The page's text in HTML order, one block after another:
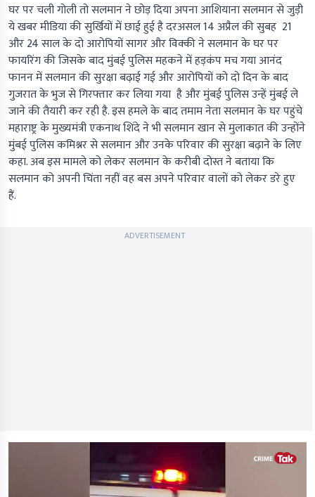
घर पर चली गोली तो सलमान ने छोड़ दिया अपना आशियाना सलमान से जुड़ी
ये खबर मीडिया की सुर्खियों में छाई हुई है दरअसल 14 अप्रैल की सुबह 21
और 24 साल के दो आरोपियों सागर और विक्की ने सलमान के घर पर
फायरिंग की जिसके बाद मुंबई पुलिस महकने में हड़कंप मच गया आनंद
फानन में सलमान की सुरक्षा बढ़ाई गई और आरोपियों को दो दिन के बाद
गुजरात के भुज से गिरफ्तार कर लिया गया है और मुंबई पुलिस उन्हें मुंबई ले
जाने की तैयारी कर रही है. इस हमले के बाद तमाम नेता सलमान के घर पहुंचे
महाराष्ट्र के मुख्यमंत्री एकनाथ शिंदे ने भी सलमान खान से मुलाकात की उन्होंने
मुंबई पुलिस कमिश्नर से सलमान और उनके परिवार की सुरक्षा बढ़ाने के लिए
कहा. अब इस मामले को लेकर सलमान के करीबी दोस्त ने बताया कि
सलमान को अपनी चिंता नहीं वह बस अपने परिवार वालों को लेकर डरे हुए
हैं.
ADVERTISEMENT